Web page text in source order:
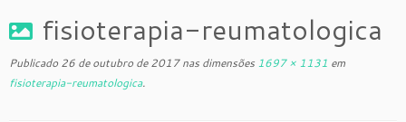
fisioterapia-reumatologica
Publicado 26 de outubro de 2017nas dimensões 1697 × 1131 em
fisioterapia-reumatologica.